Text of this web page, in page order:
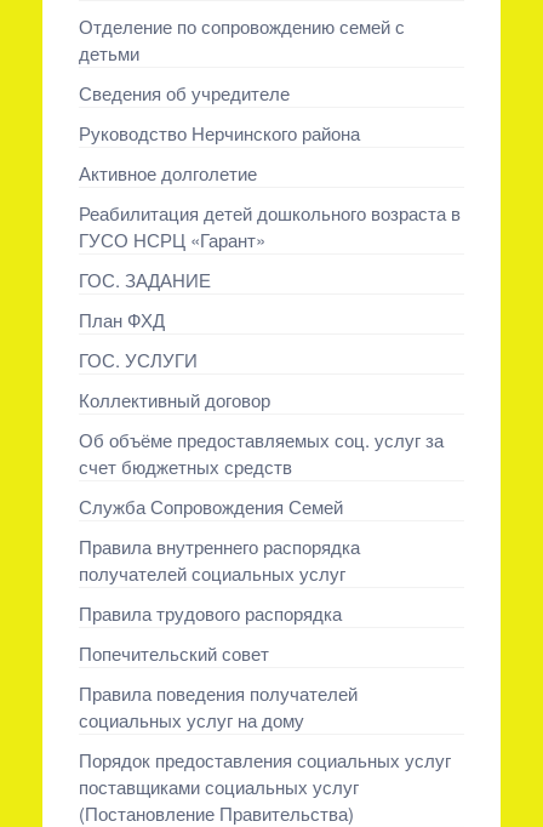
Отделение по сопровождению семей с
детьми
Сведения об учредителе
Руководство Нерчинского района
Активное долголетие
Реабилитация детей дошкольного возраста в
ГУСО НСРЦ «Гарант»
ГОС. ЗАДАНИЕ
План ФХД
ГОС. УСЛУГИ
Коллективный договор
Об объёме предоставляемых соц. услуг за
счет бюджетных средств
Служба Сопровождения Семей
Правила внутреннего распорядка
получателей социальных услуг
Правила трудового распорядка
Попечительский совет
Правила поведения получателей
социальных услуг на дому
Порядок предоставления социальных услуг
поставщиками социальных услуг
(Постановление Правительства)